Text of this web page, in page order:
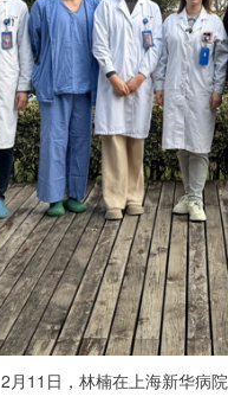
2月11日，林楠在上海新华病